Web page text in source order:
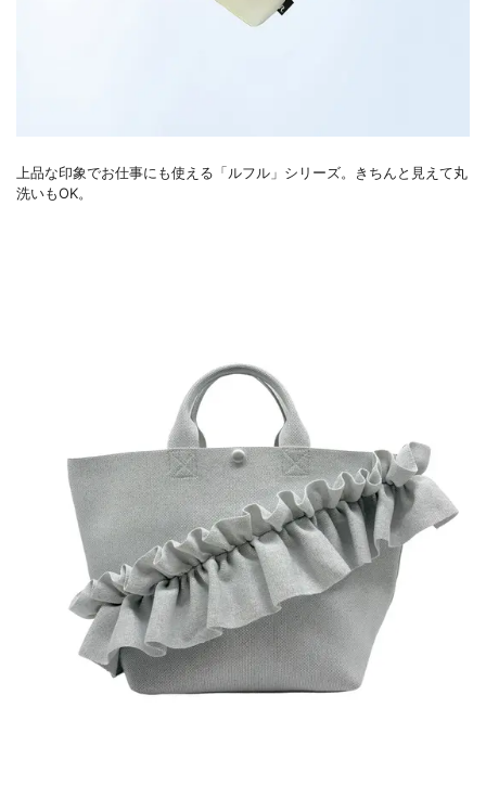
上品な印象でお仕事にも使える「ルフル」シリーズ。きちんと見えて丸
洗いもOK。